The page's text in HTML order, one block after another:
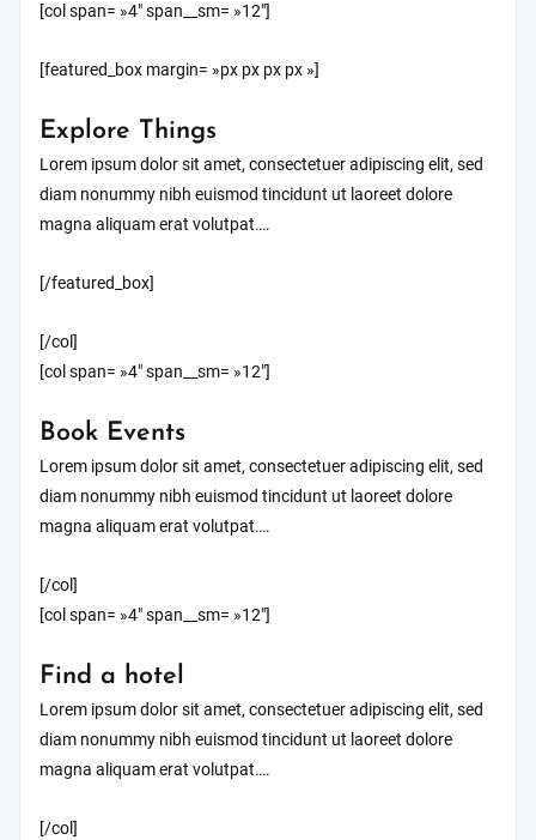
[col span= »4″ span__sm= »12″]
[featured_box margin= »px px px px »]
Explore Things
Lorem ipsum dolor sit amet, consectetuer adipiscing elit, sed
diam nonummy nibh euismod tincidunt ut laoreet dolore
magna aliquam erat volutpat….
[/featured_box]
[/col]
[col span= »4″ span__sm= »12″]
Book Events
Lorem ipsum dolor sit amet, consectetuer adipiscing elit, sed
diam nonummy nibh euismod tincidunt ut laoreet dolore
magna aliquam erat volutpat….
[/col]
[col span= »4″ span__sm= »12″]
Find a hotel
Lorem ipsum dolor sit amet, consectetuer adipiscing elit, sed
diam nonummy nibh euismod tincidunt ut laoreet dolore
magna aliquam erat volutpat….
[/col]